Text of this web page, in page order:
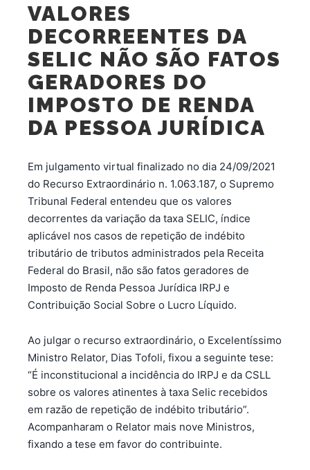
VALORES
DECORREENTES DA
SELIC NÃO SÃO FATOS
GERADORES DO
IMPOSTO DE RENDA
DA PESSOA JURÍDICA
Em julgamento virtual finalizado no dia 24/09/2021
do Recurso Extraordinário n. 1.063.187, o Supremo
Tribunal Federal entendeu que os valores
decorrentes da variação da taxa SELIC, índice
aplicável nos casos de repetição de indébito
tributário de tributos administrados pela Receita
Federal do Brasil, não são fatos geradores de
Imposto de Renda Pessoa Jurídica IRPJ e
Contribuição Social Sobre o Lucro Líquido.
Ao julgar o recurso extraordinário, o Excelentíssimo
Ministro Relator, Dias Tofoli, fixou a seguinte tese:
“É inconstitucional a incidência do IRPJ e da CSLL
sobre os valores atinentes à taxa Selic recebidos
em razão de repetição de indébito tributário”.
Acompanharam o Relator mais nove Ministros,
fixando a tese em favor do contribuinte.